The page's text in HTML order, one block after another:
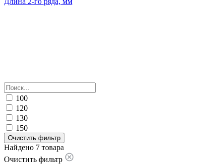
100
120
130
150
Очистить фильтр
Найдено 7 товара
Очистить фильтр